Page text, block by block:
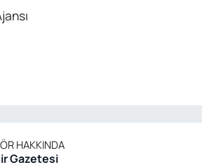
HAKKINDA
Gazetesi